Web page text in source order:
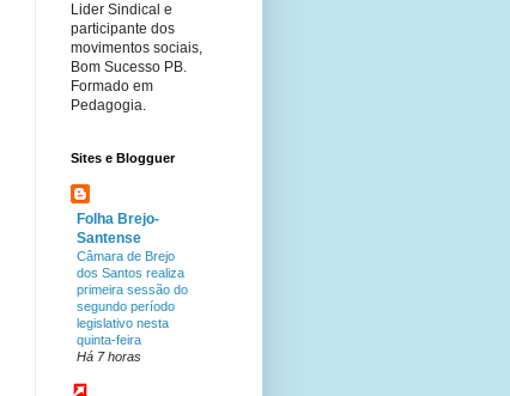
Lider Sindical e
participante dos
movimentos sociais,
Bom Sucesso PB.
Formado em
Pedagogia.
Sites e Blogguer
Folha Brejo-
Santense
Câmara de Brejo
dos Santos realiza
primeira sessão do
segundo período
legislativo nesta
quinta-feira
Há 7 horas